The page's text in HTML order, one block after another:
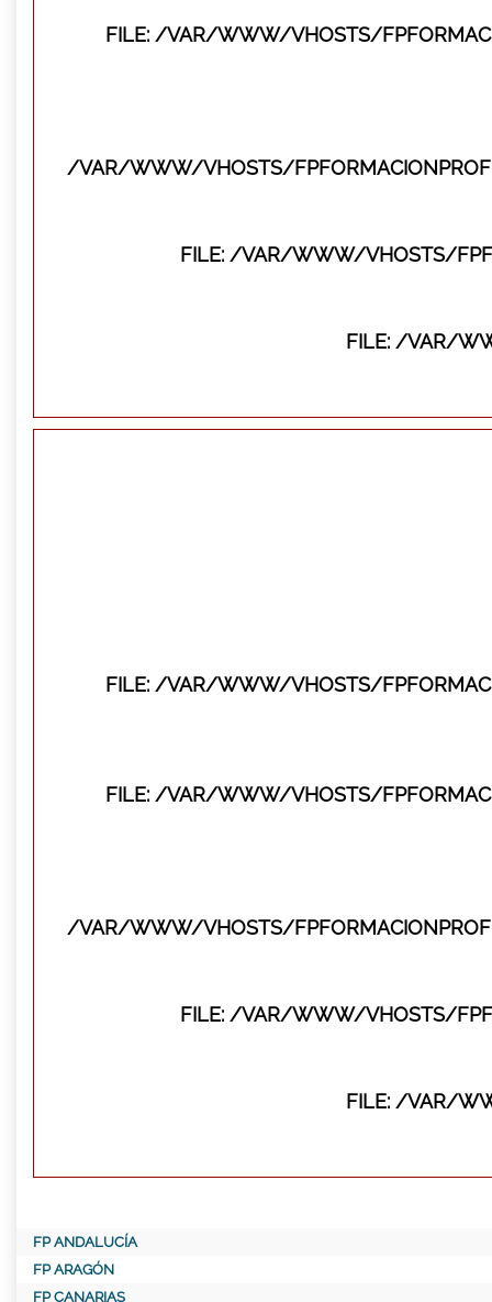
FILE: /VAR/WWW/VHOSTS/
/VAR/WWW/VHOSTS/
FILE: /VAR/WWW/VHOSTS/
FILE: /VAR/
FILE: /VAR/WWW/VHOSTS/
FILE: /VAR/WWW/VHOSTS/
/VAR/WWW/VHOSTS/
FILE: /VAR/WWW/VHOSTS/
FILE: /VAR/
FP ANDALUCÍA
FP ARAGÓN
FP CANARIAS